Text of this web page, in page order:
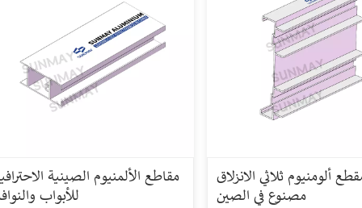
مقاطع الألمنيوم الصينية
للأبواب
ألومنيوم ثلاثي الانزلاق
مصنوع في الصين